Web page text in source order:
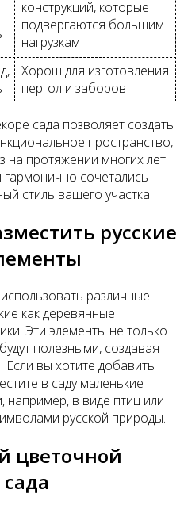
конструкций, которые
подвергаются большим
нагрузкам
Хорош для изготовления
пергол и заборов
сада позволяет создать
пространство,
на протяжении многих лет.
сочетались
стиль вашего участка.
русские
различные
как деревянные
Эти элементы не только
полезными, создавая
вы хотите добавить
в саду маленькие
например, в виде птиц или
русской природы.
цветочной